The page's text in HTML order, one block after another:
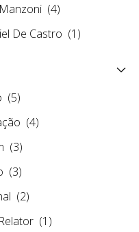
(4)
De Castro (1)
(5)
(4)
(3)
(3)
(2)
(1)